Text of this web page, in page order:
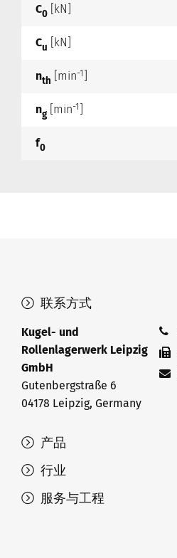
C0 [kN]
Cu [kN]
nth [min-1
ng[min-1
f0
产品
行业
服务与工程
联系方式
Kugel- und
Rollenlagerwerk Leipzig
GmbH
Gutenbergstraße 6
04178 Leipzig, Germany